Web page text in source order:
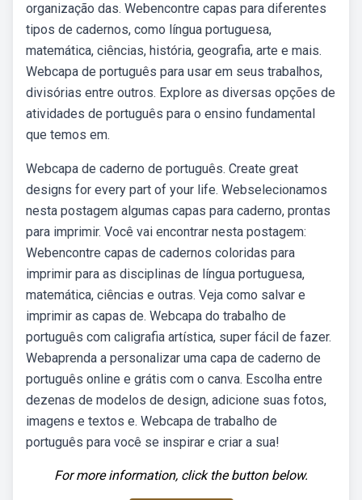
organização das. Webencontre capas para diferentes
tipos de cadernos, como língua portuguesa,
matemática, ciências, história, geografia, arte e mais.
Webcapa de português para usar em seus trabalhos,
divisórias entre outros. Explore as diversas opções de
atividades de português para o ensino fundamental
que temos em.
Webcapa de caderno de português. Create great
designs for every part of your life. Webselecionamos
nesta postagem algumas capas para caderno, prontas
para imprimir. Você vai encontrar nesta postagem:
Webencontre capas de cadernos coloridas para
imprimir para as disciplinas de língua portuguesa,
matemática, ciências e outras. Veja como salvar e
imprimir as capas de. Webcapa do trabalho de
português com caligrafia artística, super fácil de fazer.
Webaprenda a personalizar uma capa de caderno de
português online e grátis com o canva. Escolha entre
dezenas de modelos de design, adicione suas fotos,
imagens e textos e. Webcapa de trabalho de
português para você se inspirar e criar a sua!
For more information, click the button below.